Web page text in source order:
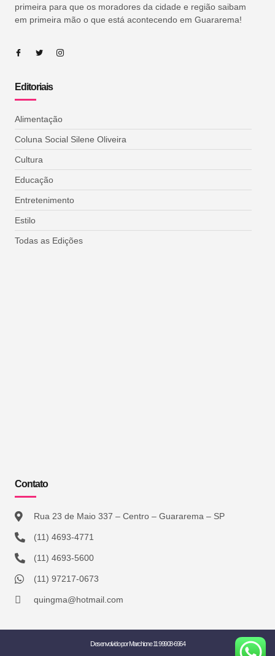
primeira para que os moradores da cidade e região saibam
em primeira mão o que está acontecendo em Guararema!
Editoriais
Alimentação
Coluna Social Silene Oliveira
Cultura
Educação
Entretenimento
Estilo
Todas as Edições
Contato
Rua 23 de Maio 337 – Centro – Guararema – SP
(11) 4693-4771
(11) 4693-5600
(11) 97217-0673
quingma@hotmail.com
Desenvolvido por Marchione 11 99908-6964